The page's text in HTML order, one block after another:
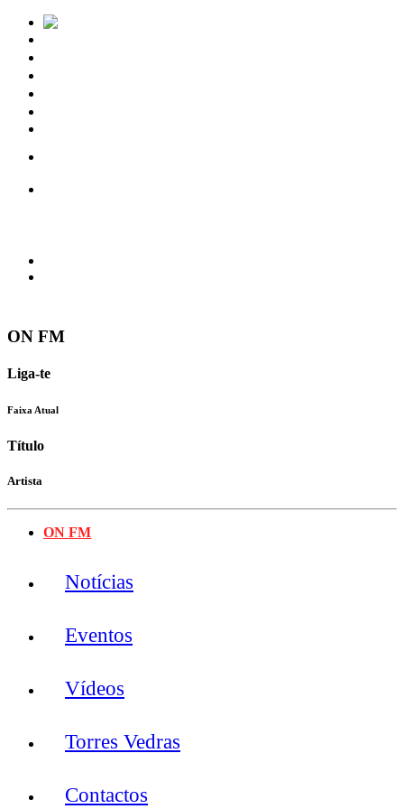
ON FM
Liga-te
Faixa Atual
Título
Artista
ON FM
Notícias
Eventos
Vídeos
Torres Vedras
Contactos